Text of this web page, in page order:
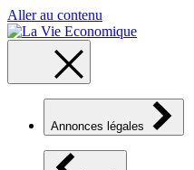
Aller au contenu
Annonces légales